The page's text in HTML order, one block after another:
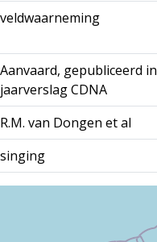
veldwaarneming
Aanvaard, gepubliceerd in
jaarverslag CDNA
R.M. van Dongen et al
singing